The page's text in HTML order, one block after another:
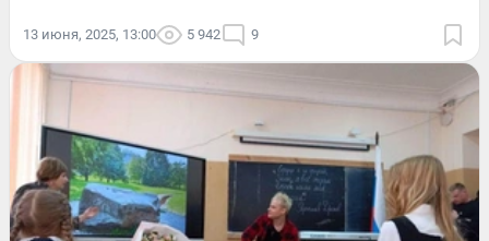
13 июня, 2025, 13:00 5 942 9